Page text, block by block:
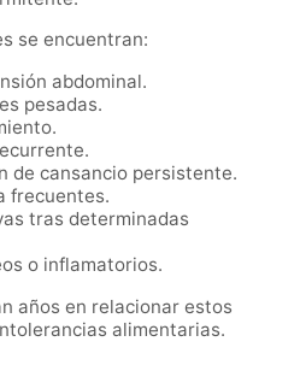
se encuentran:
abdominal.
pesadas.
de cansancio persistente.
frecuentes.
tras determinadas
o inflamatorios.
años en relacionar estos
alimentarias.